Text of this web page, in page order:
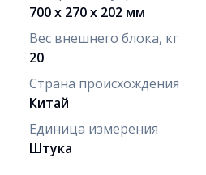
700 х 270 х 202 мм
Вес внешнего блока, кг
20
Страна происхождения
Китай
Единица измерения
Штука